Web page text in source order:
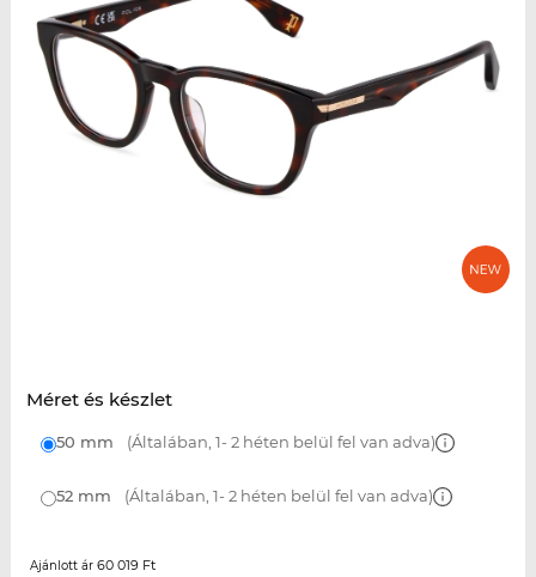
Méret és készlet
50 mm (Általában, 1- 2 héten belül fel van adva)
52 mm (Általában, 1- 2 héten belül fel van adva)
Ajánlott ár 60 019 Ft